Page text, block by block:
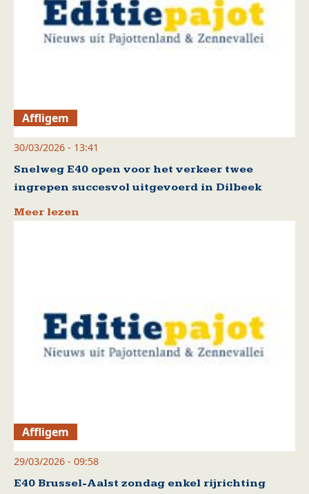
Affligem
30/03/2026 - 13:41
Snelweg E40 open voor het verkeer twee
ingrepen succesvol uitgevoerd in Dilbeek
Meer lezen
Affligem
29/03/2026 - 09:58
E40 Brussel-Aalst zondag enkel rijrichting